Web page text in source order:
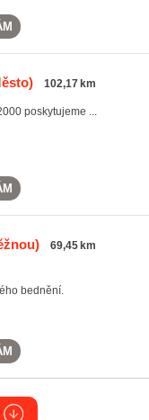
102,17 km
poskytujeme ...
69,45 km
bednění.